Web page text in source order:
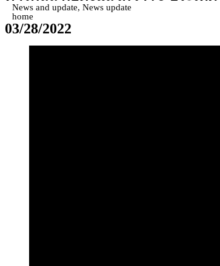
News and update,News update
home
03/28/2022